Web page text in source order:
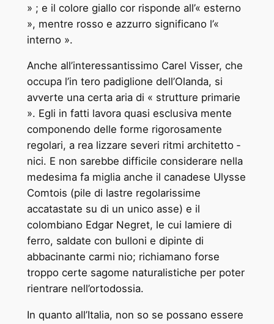
» ; e il colore giallo cor ­risponde all’« esterno
», mentre rosso e azzurro significano l’«
interno ».
Anche all’interessantissimo Carel Visser, che
occupa l’in ­tero padiglione dell’Olanda, si
avverte una certa aria di « strutture primarie
». Egli in ­fatti lavora quasi esclusiva ­mente
componendo delle forme rigorosamente
regolari, a rea ­lizzare severi ritmi architetto ­
nici. E non sarebbe difficile considerare nella
medesima fa ­miglia anche il canadese Ulysse
Comtois (pile di lastre regolarissime
accatastate su di un unico asse) e il
colombiano Edgar Negret, le cui lamiere di
ferro, saldate con bulloni e dipinte di
abbacinante carmi ­nio; richiamano forse
troppo certe sagome naturalistiche per poter
rientrare nell’ortodossia.
In quanto all’Italia, non so se possano essere